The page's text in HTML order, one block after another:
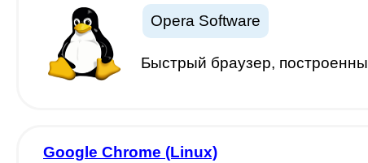
Opera Software
Быстрый браузер,
Google Chrome (Linux)